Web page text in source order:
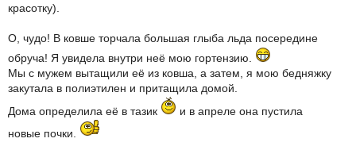
красотку).
О, чудо! В ковше торчала большая глыба льда посередине
обруча! Я увидела внутри неё мою гортензию.
Мы с мужем вытащили её из ковша, а затем, я мою бедняжку
закутала в полиэтилен и притащила домой.
Дома определила её в тазик
и в апреле она пустила
новые почки.